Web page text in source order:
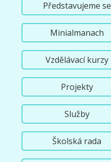
Představujeme se
Minialmanach
Vzdělávací kurzy
Projekty
Služby
Školská rada